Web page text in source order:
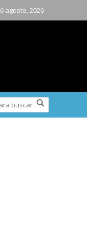
6 agosto, 2026